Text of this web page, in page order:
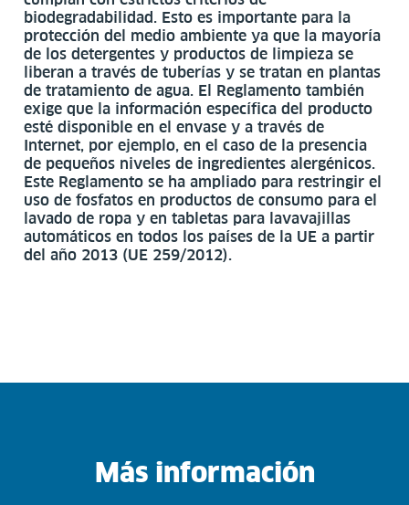
biodegradabilidad. Esto es importante para la
protección del medio ambiente ya que la mayoría
de los detergentes y productos de limpieza se
liberan a través de tuberías y se tratan en plantas
de tratamiento de agua. El Reglamento también
exige que la información específica del producto
esté disponible en el envase y a través de
Internet, por ejemplo, en el caso de la presencia
de pequeños niveles de ingredientes alergénicos.
Este Reglamento se ha ampliado para restringir el
uso de fosfatos en productos de consumo para el
lavado de ropa y en tabletas para lavavajillas
automáticos en todos los países de la UE a partir
del año 2013 (UE 259/2012).
Más información